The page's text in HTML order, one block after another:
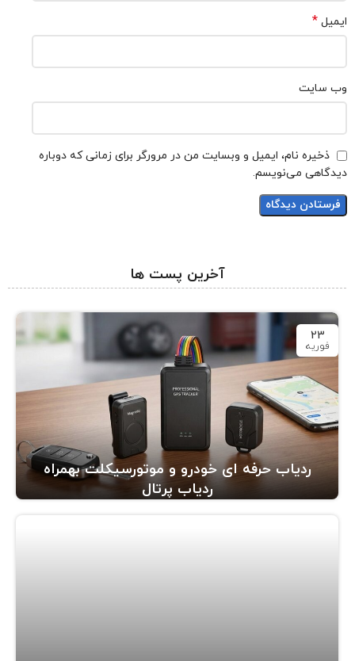
ایمیل *
وب‌ سایت
ذخیره نام، ایمیل و وبسایت من در مرورگر برای زمانی که دوباره
دیدگاهی می‌نویسم.
آخرین پست ها
23
فوریه
ردیاب حرفه ای خودرو و موتورسیکلت بهمراه
ردیاب پرتال